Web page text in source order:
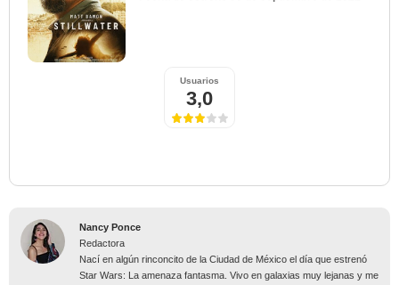
Usuarios
3,0
Nancy Ponce
Redactora
Nací en algún rinconcito de la Ciudad de México el día que estrenó
Star Wars: La amenaza fantasma. Vivo en galaxias muy lejanas y me